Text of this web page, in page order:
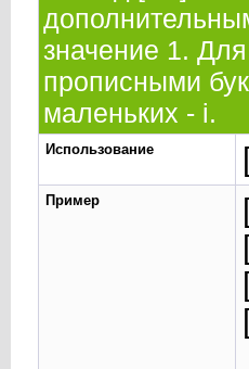
значение 1.
прописными
маленьких - i.
Использование
Пример